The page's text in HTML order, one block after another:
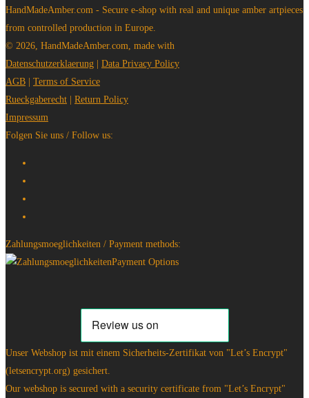
HandMadeAmber.com - Secure e-shop with real and unique amber artpieces
from controlled production in Europe.
© 2026, HandMadeAmber.com, made with
Datenschutzerklaerung
Data Privacy Policy
AGB
Terms of Service
Rueckgaberecht
Return Policy
Impressum
Folgen Sie uns / Follow us:
Zahlungsmoeglichkeiten / Payment methods:
Unser Webshop ist mit einem Sicherheits-Zertifikat von "Let’s Encrypt"
(letsencrypt.org) gesichert.
Our webshop is secured with a security certificate from "Let’s Encrypt"